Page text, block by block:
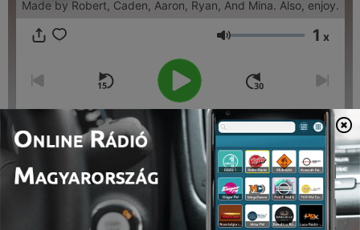
Made by Robert, Caden, Aaron, Ryan, And Mina. Also, enjoy.
Hangerő 1 x
00:00
Epizódok
Cuphead PODCAST!